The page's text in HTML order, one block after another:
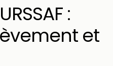
:
et